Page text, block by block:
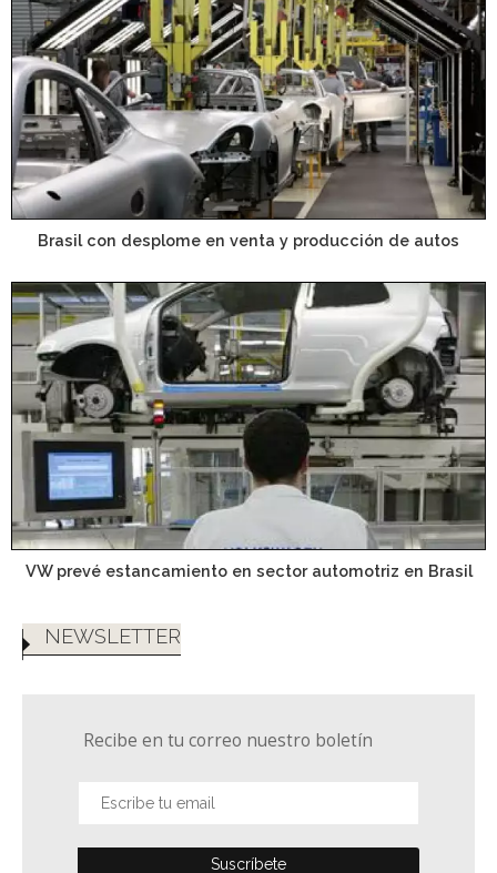
Brasil con desplome en venta y producción de autos
VW prevé estancamiento en sector automotriz en Brasil
NEWSLETTER
Recibe en tu correo nuestro boletín